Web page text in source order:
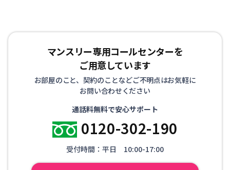
マンスリー専用コールセンターを
ご用意しています
お部屋のこと、契約のことなどご不明点はお気軽に
お問い合わせください
通話料無料で安心サポート
0120-302-190
受付時間：平日 10:00-17:00